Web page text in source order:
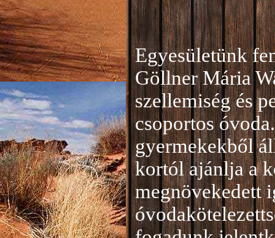
Egyesületünk
Göllner Mária
szellemiség és
csoportos
gyermekekből
kortól ajánlja a
megnövekedett